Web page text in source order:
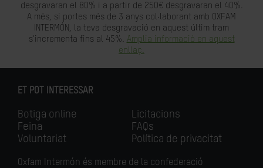
desgravaran el 80% i a partir de 250€ desgravaran el 40%.
A més, si portes més de 3 anys col·laborant amb OXFAM
INTERMÓN, la teva desgravació en aquest últim tram
s'incrementa fins al 45%. Amplia informació en aquest
enllaç.
ET POT INTERESSAR
Botiga online
Feina
Voluntariat
Licitacions
FAQs
Política de privacitat
Oxfam Intermón és membre de la confederació